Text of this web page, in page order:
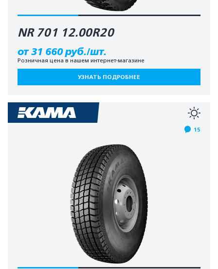
NR 701 12.00R20
от 31 660 руб./шт.
Розничная цена в нашем интернет-магазине
УЗНАТЬ ПОДРОБНЕЕ
15